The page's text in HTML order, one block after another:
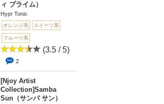
ィ プライム）
Hypr Tonic
オレンジ系 スイーツ系
フルーツ系
(3.5 / 5)
2
[Njoy Artist
Collection]Samba
Sun（サンバ サン）